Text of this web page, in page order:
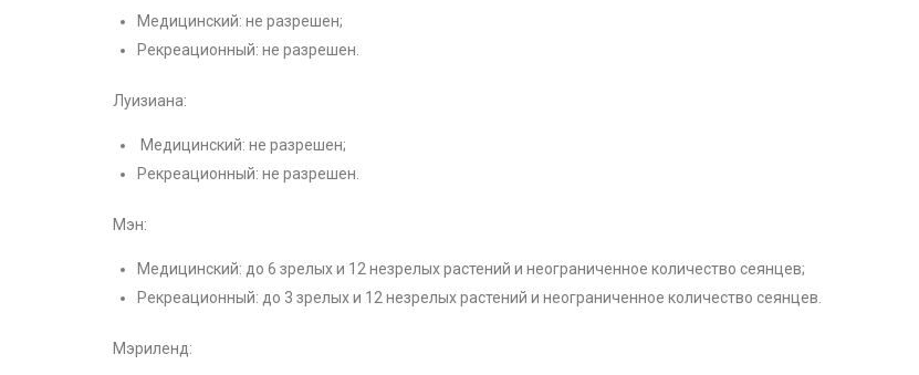
Медицинский: не разрешен;
Рекреационный: не разрешен.
Луизиана:
Медицинский: не разрешен;
Рекреационный: не разрешен.
Мэн:
Медицинский: до 6 зрелых и 12 незрелых растений и неограниченное количество сеянцев;
Рекреационный: до 3 зрелых и 12 незрелых растений и неограниченное количество сеянцев.
Мэриленд: